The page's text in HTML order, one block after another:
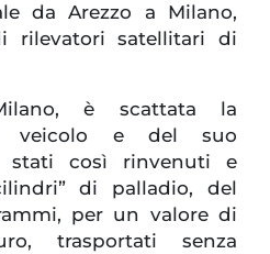
da Arezzo a Milano,
rilevatori satellitari di
è scattata la
veicolo e del suo
stati così rinvenuti e
di palladio, del
per un valore di
trasportati senza